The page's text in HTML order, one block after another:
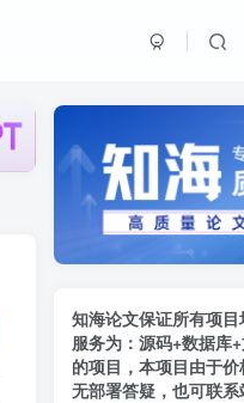
知海论文保证所有项
服务为： 源码+数据库
的项目，本项目由于
无部署答疑，也可联系